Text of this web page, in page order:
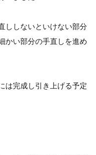
ししないといけない部分
かい部分の手直しを進め
は完成し引き上げる予定